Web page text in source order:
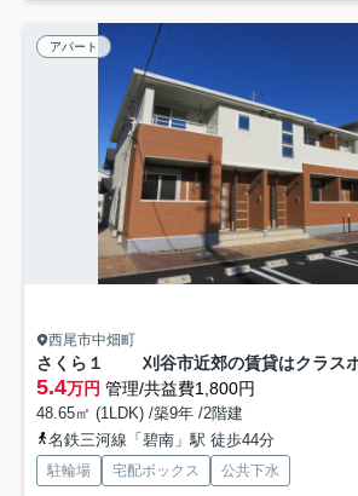
アパート
西尾市中畑町
5.4万円 管理/共益費1,800円
48.65㎡ (1LDK) /築9年 /2階建
名鉄三河線「碧南」駅 徒歩44分
駐輪場 宅配ボックス 公共下水